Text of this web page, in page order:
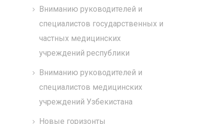
Вниманию руководителей и
специалистов государственных и
частных медицинских
учреждений республики
Вниманию руководителей и
специалистов медицинских
учреждений Узбекистана
Новые горизонты